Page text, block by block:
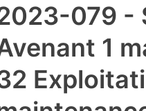
079 -
1